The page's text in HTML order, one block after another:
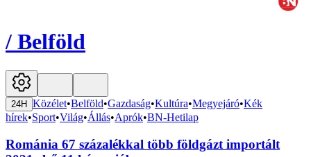
/ Belföld
24H Közélet•Belföld•Gazdaság•Kultúra•Megyejáró•Kék
hírek•Sport•Világ•Állás•Aprók•BN-Hetilap
Románia 67 százalékkal több földgázt importált